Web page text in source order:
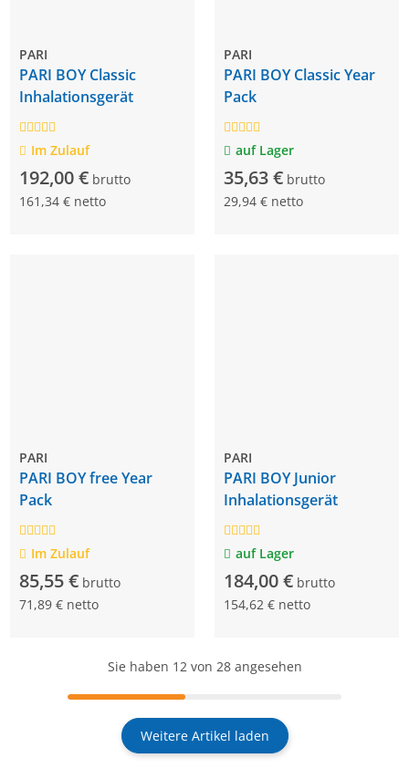
PARI
PARI BOY Classic
Inhalationsgerät
Im Zulauf
192,00 € brutto
161,34 € netto
PARI
PARI BOY Classic Year
Pack
auf Lager
35,63 € brutto
29,94 € netto
PARI
PARI BOY free Year
Pack
Im Zulauf
85,55 € brutto
71,89 € netto
PARI
PARI BOY Junior
Inhalationsgerät
auf Lager
184,00 € brutto
154,62 € netto
Sie haben 12von 28 angesehen
Weitere Artikel laden